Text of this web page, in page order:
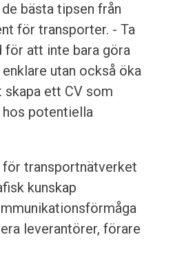
bästa tipsen från
för transporter. - Ta
för att inte bara göra
utan också öka
skapa ett CV som
potentiella
transportnätverket
kunskap
leverantörer, förare